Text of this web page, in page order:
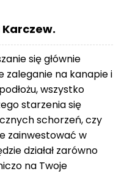
się głównie
zaleganie na kanapie i
wszystko
starzenia się
schorzeń, czy
zainwestować w
działał zarówno
na Twoje